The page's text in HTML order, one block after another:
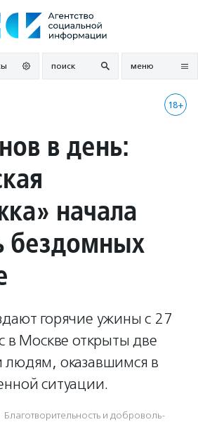
поиск меню
18+
в день:
начала
бездомных
горячие ужины с 27
в Москве открыты две
оказавшимся в
ситуации.
Благотвори­тель­ность и доброволь­